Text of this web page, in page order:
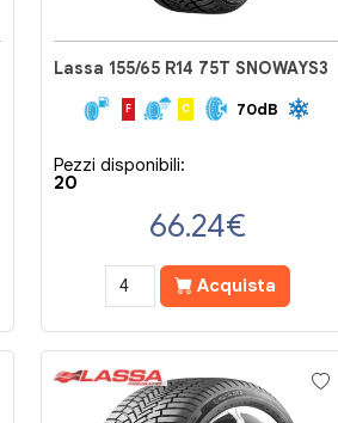
Lassa 155/65 R14 75T SNOWAYS3
F C 70dB
Pezzi disponibili:
20
66.24€
Acquista